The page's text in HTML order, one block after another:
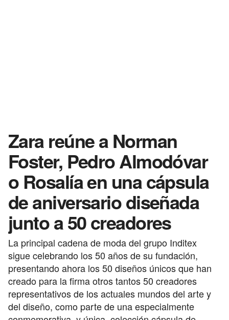
Zara reúne a Norman
Foster, Pedro Almodóvar
o Rosalía en una cápsula
de aniversario diseñada
junto a 50 creadores
La principal cadena de moda del grupo Inditex
sigue celebrando los 50 años de su fundación,
presentando ahora los 50 diseños únicos que han
creado para la firma otros tantos 50 creadores
representativos de los actuales mundos del arte y
del diseño, como parte de una especialmente